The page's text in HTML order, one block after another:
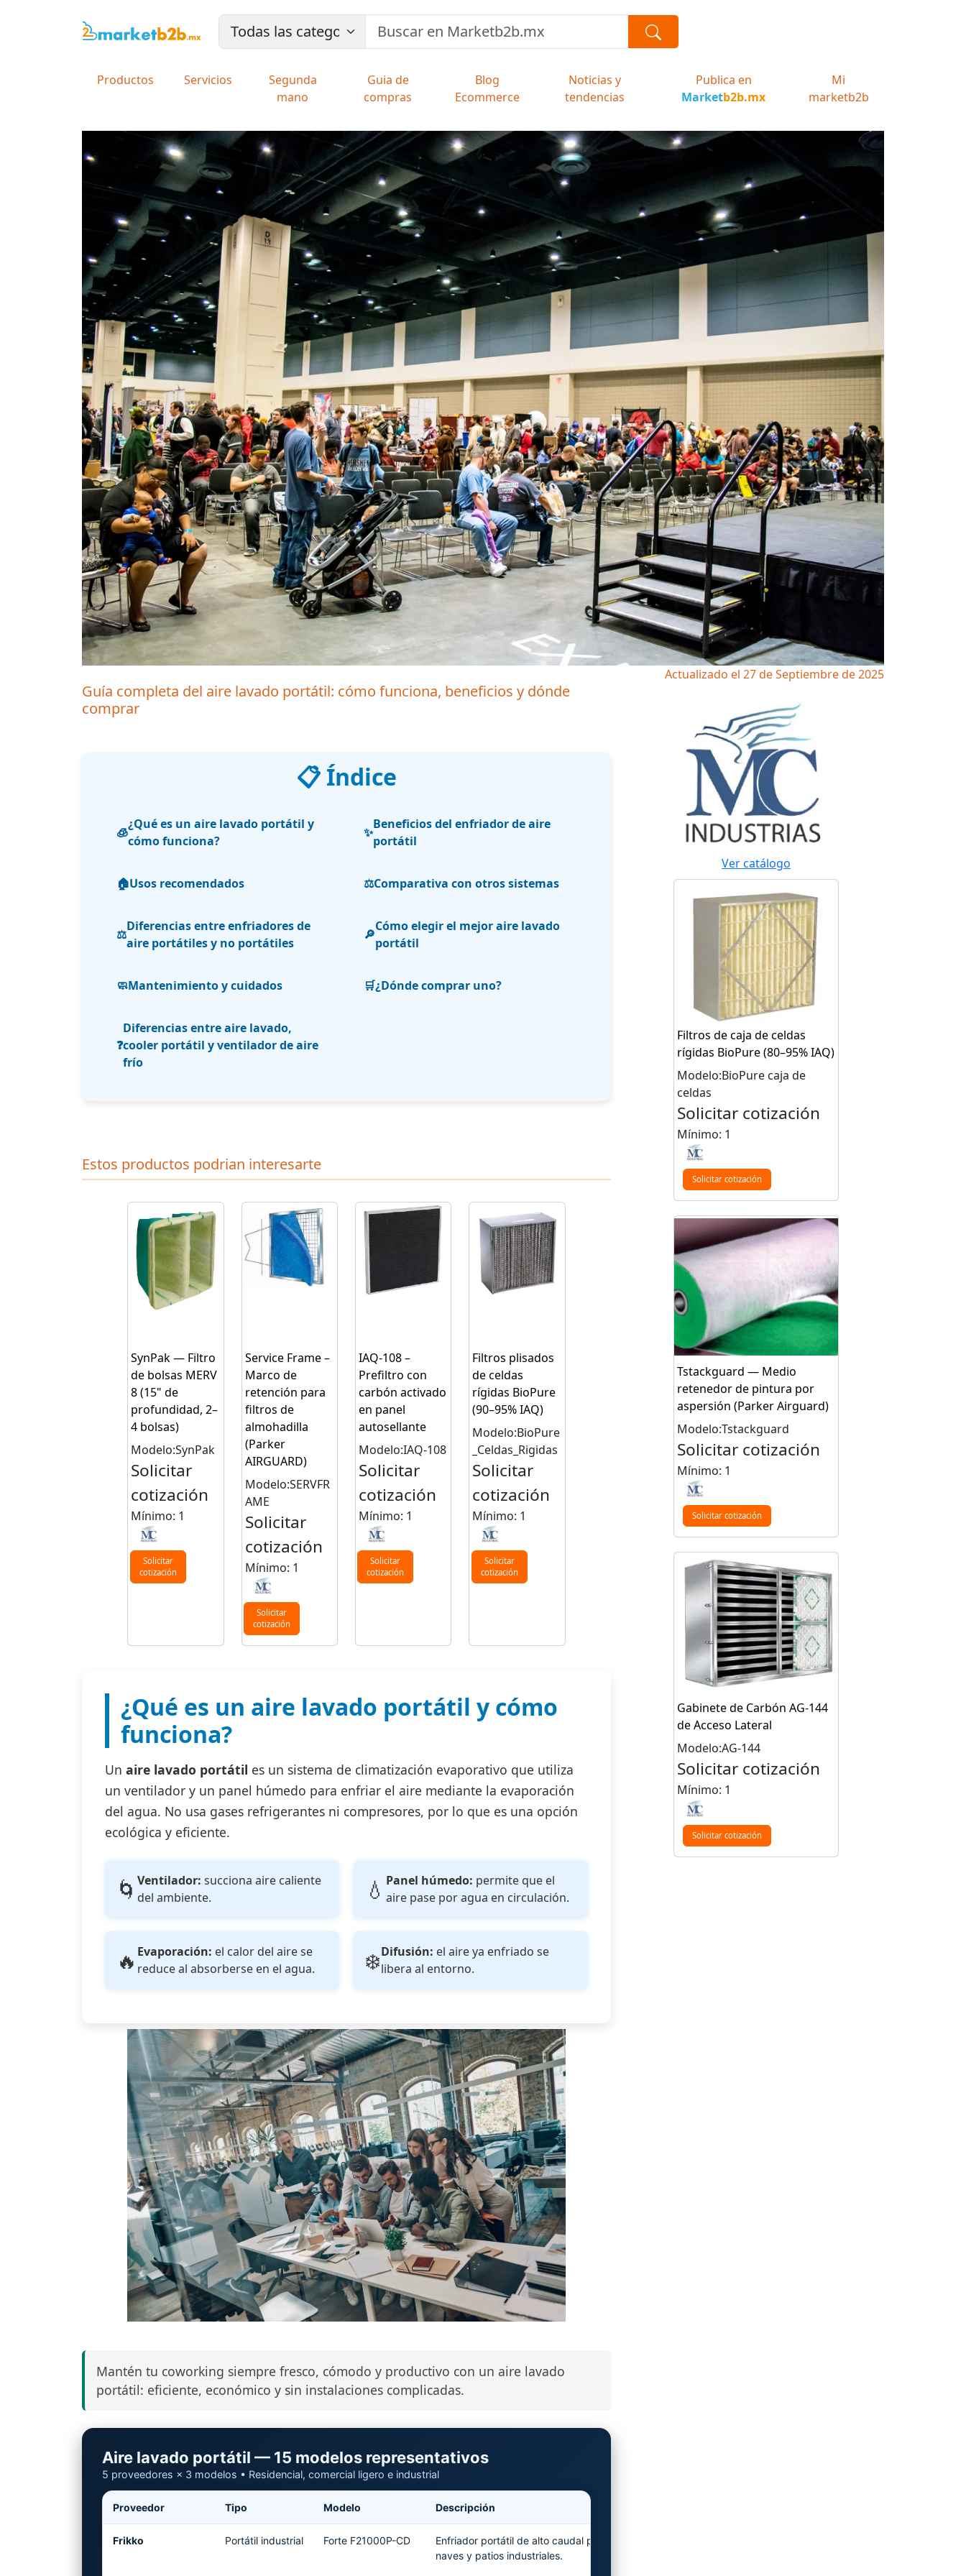
Productos Servicios
Segunda
mano
Guia de
compras
Blog
Ecommerce
Noticias y
tendencias
Publica en
Marketb2b.mx
Mi
marketb2b
Actualizado el 27 de Septiembre de 2025
Guía completa del aire lavado portátil: cómo funciona, beneficios y dónde
comprar
📋 Índice
🧊
¿Qué es un aire lavado portátil y
cómo funciona?
✨
Beneficios del enfriador de aire
portátil
🏠Usos recomendados ⚖️Comparativa con otros sistemas
⚖️
Diferencias entre enfriadores de
aire portátiles y no portátiles
🔎
Cómo elegir el mejor aire lavado
portátil
🧼Mantenimiento y cuidados 🛒¿Dónde comprar uno?
❓
Diferencias entre aire lavado,
cooler portátil y ventilador de aire
frío
Estos productos podrian interesarte
SynPak — Filtro
de bolsas MERV
8 (15" de
profundidad, 2–
4 bolsas)
Modelo:SynPak
Solicitar
cotización
Mínimo: 1
Solicitar
cotización
Service Frame –
Marco de
retención para
filtros de
almohadilla
(Parker
AIRGUARD)
Modelo:SERVFR
AME
Solicitar
cotización
Mínimo: 1
Solicitar
cotización
IAQ-108 –
Prefiltro con
carbón activado
en panel
autosellante
Modelo:IAQ-108
Solicitar
cotización
Mínimo: 1
Solicitar
cotización
Filtros plisados
de celdas
rígidas BioPure
(90–95% IAQ)
Modelo:BioPure
_Celdas_Rigidas
Solicitar
cotización
Mínimo: 1
Solicitar
cotización
¿Qué es un aire lavado portátil y cómo
funciona?
Un aire lavado portátil es un sistema de climatización evaporativo que utiliza
un ventilador y un panel húmedo para enfriar el aire mediante la evaporación
del agua. No usa gases refrigerantes ni compresores, por lo que es una opción
ecológica y eficiente.
🌀 Ventilador: succiona aire caliente
del ambiente.
💧 Panel húmedo: permite que el
aire pase por agua en circulación.
🔥 Evaporación: el calor del aire se
reduce al absorberse en el agua.
❄️Difusión: el aire ya enfriado se
libera al entorno.
Mantén tu coworking siempre fresco, cómodo y productivo con un aire lavado
portátil: eficiente, económico y sin instalaciones complicadas.
Aire lavado portátil — 15 modelos representativos
5 proveedores × 3 modelos • Residencial, comercial ligero e industrial
Proveedor Tipo Modelo Descripción
Frikko Portátil industrial Forte F21000P-CD
Enfriador portátil de alto caudal para
naves y patios industriales.
Ver catálogo
Filtros de caja de celdas
rígidas BioPure (80–95% IAQ)
Modelo:BioPure caja de
celdas
Solicitar cotización
Mínimo: 1
Solicitar cotización
Tstackguard — Medio
retenedor de pintura por
aspersión (Parker Airguard)
Modelo:Tstackguard
Solicitar cotización
Mínimo: 1
Solicitar cotización
Gabinete de Carbón AG-144
de Acceso Lateral
Modelo:AG-144
Solicitar cotización
Mínimo: 1
Solicitar cotización